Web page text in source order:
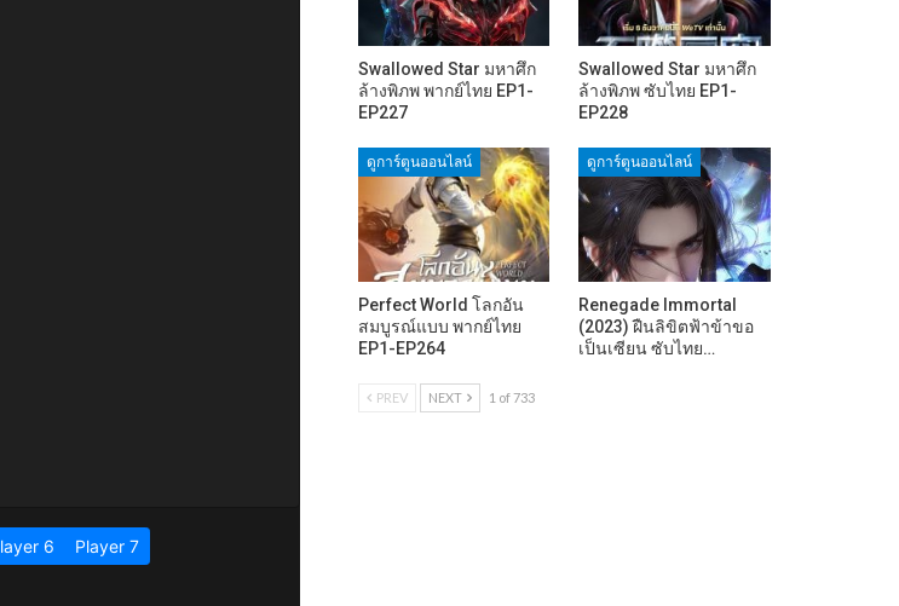
Swallowed Star มหาศึก
ล้างพิภพ พากย์ไทย EP1-
EP227
Swallowed Star มหาศึก
ล้างพิภพ ซับไทย EP1-
EP228
ดูการ์ตูนออนไลน์
Perfect World โลกอัน
สมบูรณ์แบบ พากย์ไทย
EP1-EP264
ดูการ์ตูนออนไลน์
Renegade Immortal
(2023) ฝืนลิขิตฟ้าข้าขอ
เป็นเซียน ซับไทย…
PREV NEXT 1 of 733